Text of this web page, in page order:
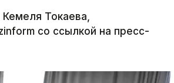
Токаева,
со ссылкой на пресс-